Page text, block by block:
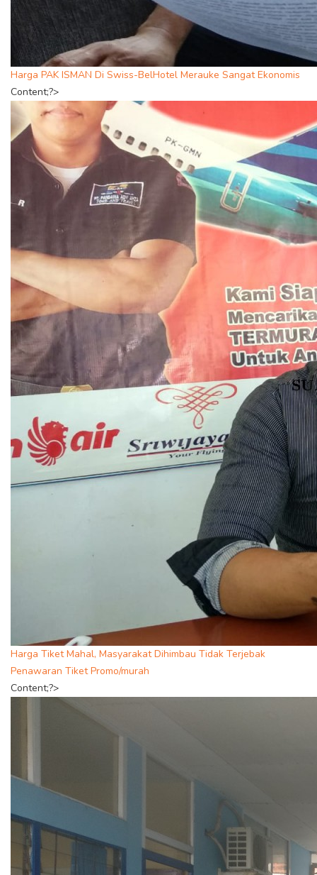
Harga PAK ISMAN Di Swiss-BelHotel Merauke Sangat Ekonomis
Content;?>
Harga Tiket Mahal, Masyarakat Dihimbau Tidak Terjebak
Penawaran Tiket Promo/murah
Content;?>